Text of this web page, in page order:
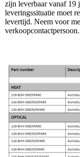
zijn leverbaar vanaf 19
leveringssituatie moet
levertijd. Neem voor
verkoopcontactpersoon.